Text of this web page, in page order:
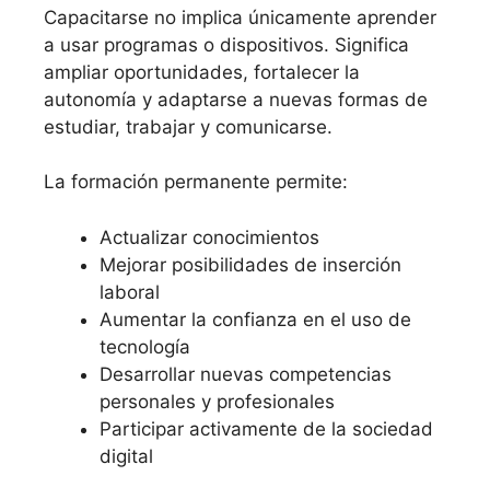
Capacitarse no implica únicamente aprender
a usar programas o dispositivos. Significa
ampliar oportunidades, fortalecer la
autonomía y adaptarse a nuevas formas de
estudiar, trabajar y comunicarse.
La formación permanente permite:
Actualizar conocimientos
Mejorar posibilidades de inserción
laboral
Aumentar la confianza en el uso de
tecnología
Desarrollar nuevas competencias
personales y profesionales
Participar activamente de la sociedad
digital